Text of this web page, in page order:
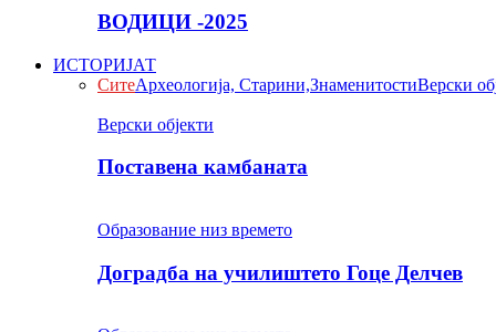
ВОДИЦИ -2025
ИСТОРИЈАТ
СитеАрхеологија, Старини,ЗнаменитостиВерски
Верски објекти
Поставена камбаната
Образование низ времето
Доградба на училиштето Гоце Делчев